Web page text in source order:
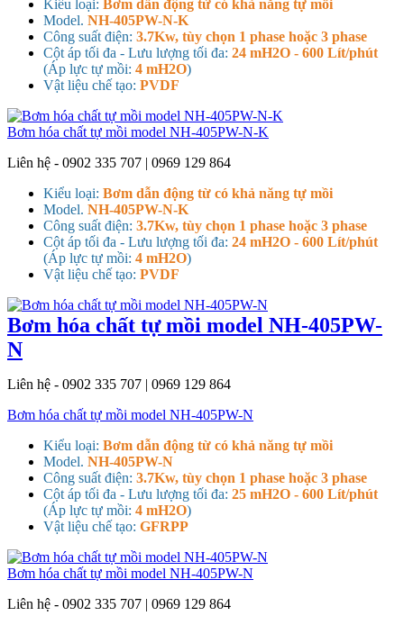
Kiểu loại: Bơm dẫn động từ có khả năng tự mồi
Model. NH-405PW-N-K
Công suất điện: 3.7Kw, tùy chọn 1 phase hoặc 3 phase
Cột áp tối đa - Lưu lượng tối đa: 24 mH2O - 600 Lít/phút
(Áp lực tự mồi: 4 mH2O)
Vật liệu chế tạo: PVDF
Bơm hóa chất tự mồi model NH-405PW-N-K
Liên hệ - 0902 335 707 | 0969 129 864
Kiểu loại: Bơm dẫn động từ có khả năng tự mồi
Model. NH-405PW-N-K
Công suất điện: 3.7Kw, tùy chọn 1 phase hoặc 3 phase
Cột áp tối đa - Lưu lượng tối đa: 24 mH2O - 600 Lít/phút
(Áp lực tự mồi: 4 mH2O)
Vật liệu chế tạo: PVDF
Bơm hóa chất tự mồi model NH-405PW-
N
Liên hệ - 0902 335 707 | 0969 129 864
Bơm hóa chất tự mồi model NH-405PW-N
Kiểu loại: Bơm dẫn động từ có khả năng tự mồi
Model. NH-405PW-N
Công suất điện: 3.7Kw, tùy chọn 1 phase hoặc 3 phase
Cột áp tối đa - Lưu lượng tối đa: 25 mH2O - 600 Lít/phút
(Áp lực tự mồi: 4 mH2O)
Vật liệu chế tạo: GFRPP
Bơm hóa chất tự mồi model NH-405PW-N
Liên hệ - 0902 335 707 | 0969 129 864